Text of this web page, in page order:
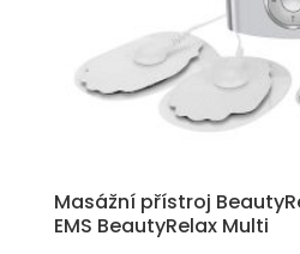
Masážní přístroj
EMS BeautyRelax Multi